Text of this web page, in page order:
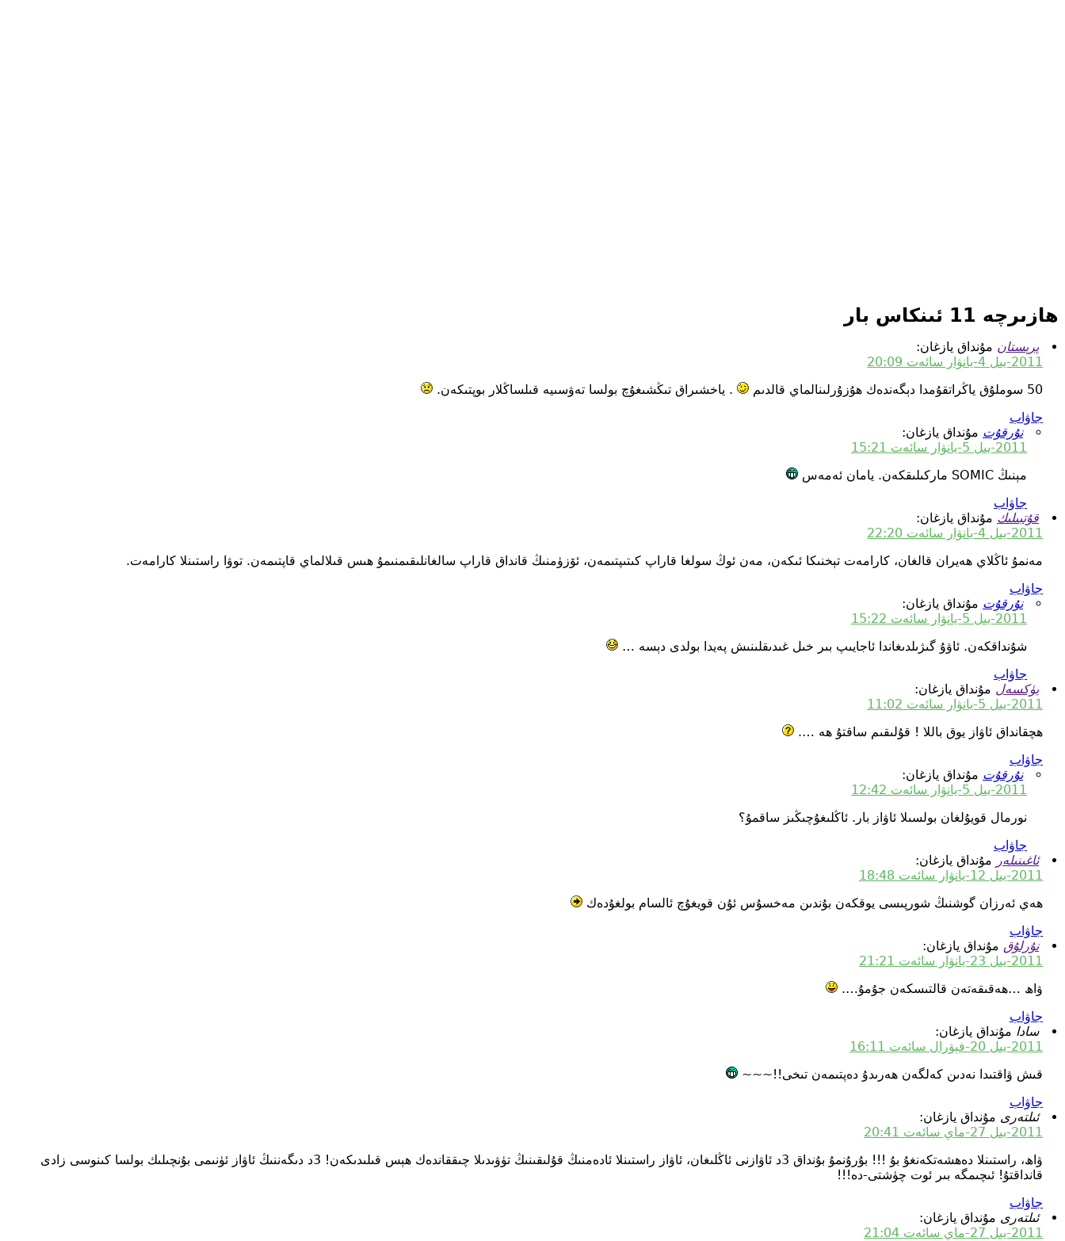
ھازىرچە 11 ئىنكاس بار
پرېستان مۇنداق يازغان:
2011-يىل 4-يانۋار سائەت 20:09
50 سوملۇق ياڭراتقۇمدا دېگەندەك ھۇزۇرلىنالماي قالدىم
. ياخشىراق تىڭشىغۇچ بولسا تەۋسىيە قىلساڭلار بوپتىكەن.
جاۋاب
نۇرقۇت مۇنداق يازغان:
2011-يىل 5-يانۋار سائەت 15:21
مېنىڭ SOMIC ماركىلىقكەن. يامان ئەمەس
جاۋاب
قۇتبىلىك مۇنداق يازغان:
2011-يىل 4-يانۋار سائەت 22:20
مەنمۇ ئاڭلاي ھەيران قالغان، كارامەت تېخنىكا ئىكەن، مەن ئوڭ سولغا قاراپ كىتىپتىمەن، ئۆزۈمنىڭ قانداق قاراپ سالغانلىقىمنىمۇ ھىس قىلالماي قاپتىمەن. توۋا راستىنلا كارامەت.
جاۋاب
نۇرقۇت مۇنداق يازغان:
2011-يىل 5-يانۋار سائەت 15:22
شۇنداقكەن. ئاۋۇ گىژىلدىغاندا ئاجايىپ بىر خىل غىدىقلىنىش پەيدا بولدى دېسە …
جاۋاب
يۈكسەل مۇنداق يازغان:
2011-يىل 5-يانۋار سائەت 11:02
ھچقانداق ئاۋاز يوق باللا ! قۇلىقىم ساقتۇ ھە ….
جاۋاب
نۇرقۇت مۇنداق يازغان:
2011-يىل 5-يانۋار سائەت 12:42
نورمال قويۇلغان بولسىلا ئاۋاز بار. ئاڭلىغۇچىڭىز ساقمۇ؟
جاۋاب
ئاغىنىلەر مۇنداق يازغان:
2011-يىل 12-يانۋار سائەت 18:48
ھەي ئەرزان گوشنىڭ شورپىسى يوقكەن بۇندىن مەخسۇس ئۇن قويغۇچ ئالسام بولغۇدەك
جاۋاب
نۇرلۇق مۇنداق يازغان:
2011-يىل 23-يانۋار سائەت 21:21
ۋاھ …ھەقىقەتەن قالتىسكەن جۇمۇ….
جاۋاب
سادا مۇنداق يازغان:
2011-يىل 20-فېۋرال سائەت 16:11
قىش ۋاقتىدا نەدىن كەلگەن ھەرىدۇ دەپتىمەن تىخى!!~~~
جاۋاب
ئىلتەرى مۇنداق يازغان:
2011-يىل 27-ماي سائەت 20:41
ۋاھ، راستىنلا دەھشەتكەنغۇ بۇ !!! بۇرۇنمۇ بۇنداق 3د ئاۋازنى ئاڭلىغان، ئاۋاز راستىنلا ئادەمنىڭ قۇلىقىنىڭ تۈۋىدىلا چىققاندەك ھېس قىلىدىكەن! 3د دىگەننىڭ ئاۋاز ئۈنىمى بۇنچىلىك بولسا كىنوسى زادى
قانداقتۇ! ئىچىمگە بىر ئوت چۈشتى-دە!!!
جاۋاب
ئىلتەرى مۇنداق يازغان:
2011-يىل 27-ماي سائەت 21:04